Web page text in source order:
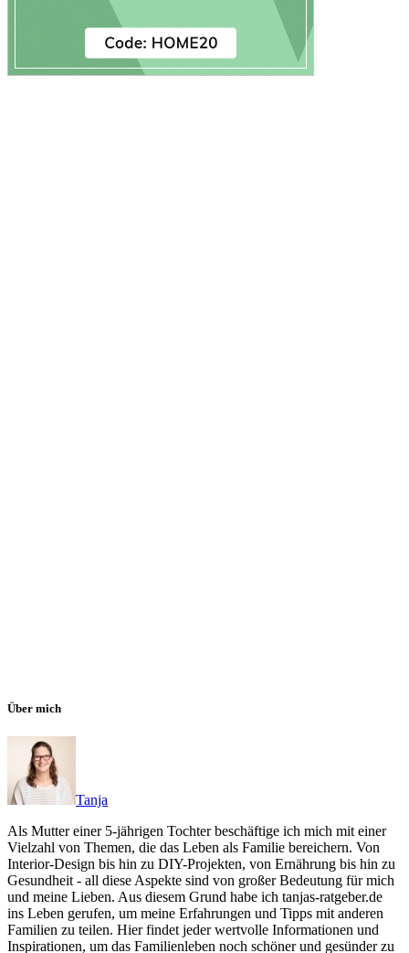
Über mich
Tanja
Als Mutter einer 5-jährigen Tochter beschäftige ich mich mit einer
Vielzahl von Themen, die das Leben als Familie bereichern. Von
Interior-Design bis hin zu DIY-Projekten, von Ernährung bis hin zu
Gesundheit - all diese Aspekte sind von großer Bedeutung für mich
und meine Lieben. Aus diesem Grund habe ich tanjas-ratgeber.de
ins Leben gerufen, um meine Erfahrungen und Tipps mit anderen
Familien zu teilen. Hier findet jeder wertvolle Informationen und
Inspirationen, um das Familienleben noch schöner und gesünder zu